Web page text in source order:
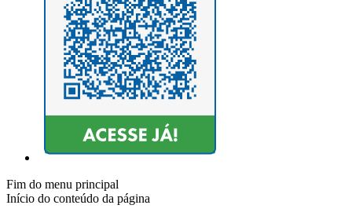
Fim do menu principal
Início do conteúdo da página